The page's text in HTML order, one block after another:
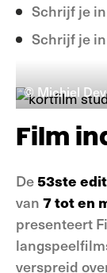
Schrijf je
Schrijf je
© Michiel
Film
De 53ste
van 7 tot en
presenteert
verspreid